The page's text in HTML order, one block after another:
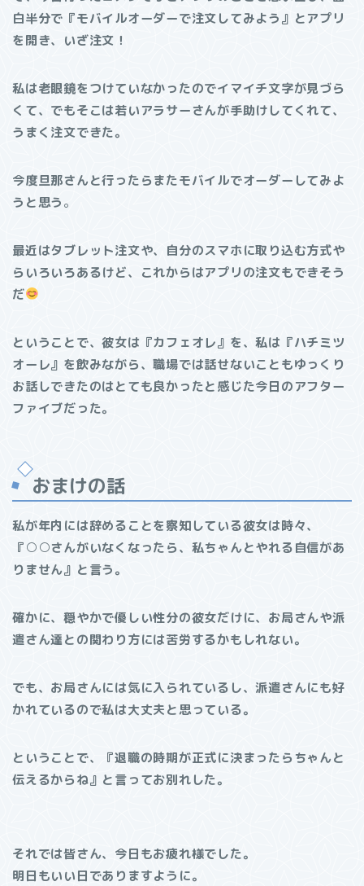
白半分で『モバイルオーダーで注文してみよう』とアプリ
を開き、いざ注文！
私は老眼鏡をつけていなかったのでイマイチ文字が見づら
くて、でもそこは若いアラサーさんが手助けしてくれて、
うまく注文できた。
今度旦那さんと行ったらまたモバイルでオーダーしてみよ
うと思う。
最近はタブレット注文や、自分のスマホに取り込む方式や
らいろいろあるけど、これからはアプリの注文もできそう
だ
ということで、彼女は『カフェオレ』を、私は『ハチミツ
オーレ』を飲みながら、職場では話せないこともゆっくり
お話しできたのはとても良かったと感じた今日のアフター
ファイブだった。
おまけの話
私が年内には辞めることを察知している彼女は時々、
『○○さんがいなくなったら、私ちゃんとやれる自信があ
りません』と言う。
確かに、穏やかで優しい性分の彼女だけに、お局さんや派
遣さん達との関わり方には苦労するかもしれない。
でも、お局さんには気に入られているし、派遣さんにも好
かれているので私は大丈夫と思っている。
ということで、『退職の時期が正式に決まったらちゃんと
伝えるからね』と言ってお別れした。
それでは皆さん、今日もお疲れ様でした。
明日もいい日でありますように。